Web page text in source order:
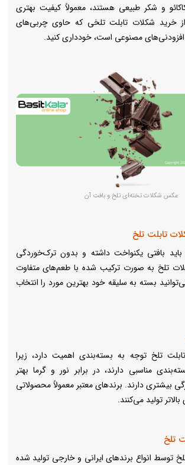
و شکر طبیعی هستند، معمولاً کیفیت بهتری
خرید شکلات‌ تابلت تلخی که حاوی چربی‌های
افزودنی‌های مصنوعی است، خودداری کنید.
عکس شکلات تخته‌ای تلخ و بافت آن
بافتی یکنواخت داشته و بدون ترک‌خوردگی
تلخ به صورت ترکیب شده با طعم‌های متفاوت
بسته به سلیقه خود بهترین مورد را انتخاب
تلخ توجه به بسته‌بندی اهمیت دارد، زیرا
مناسبی دارند، در برابر نور و گرما بهتر
بیشتری دارند. برندهای معتبر معمولاً محصولاتی
تولید می‌کنند.
توسط انواع برندهای ایرانی و خارجی تولید شده